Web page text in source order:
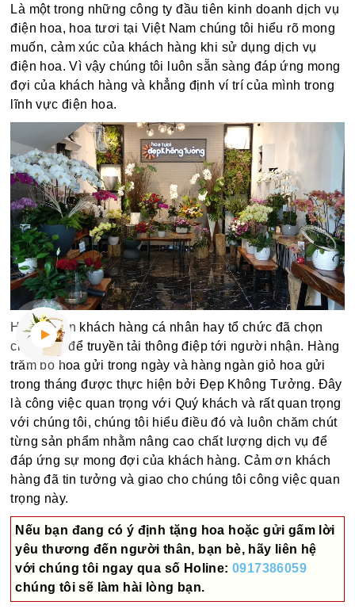
Là một trong những công ty đầu tiên kinh doanh dịch vụ
điện hoa, hoa tươi tại Việt Nam chúng tôi hiểu rõ mong
muốn, cảm xúc của khách hàng khi sử dụng dịch vụ
điện hoa. Vì vậy chúng tôi luôn sẵn sàng đáp ứng mong
đợi của khách hàng và khẳng định ví trí của mình trong
lĩnh vực điện hoa.
Hàng ngàn khách hàng cá nhân hay tổ chức đã chọn
chúng tôi để truyền tải thông điệp tới người nhận. Hàng
trăm bó hoa gửi trong ngày và hàng ngàn giỏ hoa gửi
trong tháng được thực hiện bởi Đẹp Không Tưởng. Đây
là công việc quan trọng với Quý khách và rất quan trọng
với chúng tôi, chúng tôi hiểu điều đó và luôn chăm chút
từng sản phẩm nhằm nâng cao chất lượng dịch vụ để
đáp ứng sự mong đợi của khách hàng. Cảm ơn khách
hàng đã tin tưởng và giao cho chúng tôi công việc quan
trọng này.
Nếu bạn đang có ý định tặng hoa hoặc gửi gấm lời
yêu thương đến người thân, bạn bè, hãy liên hệ
với chúng tôi ngay qua số Holine:0917386059
chúng tôi sẽ làm hài lòng bạn.